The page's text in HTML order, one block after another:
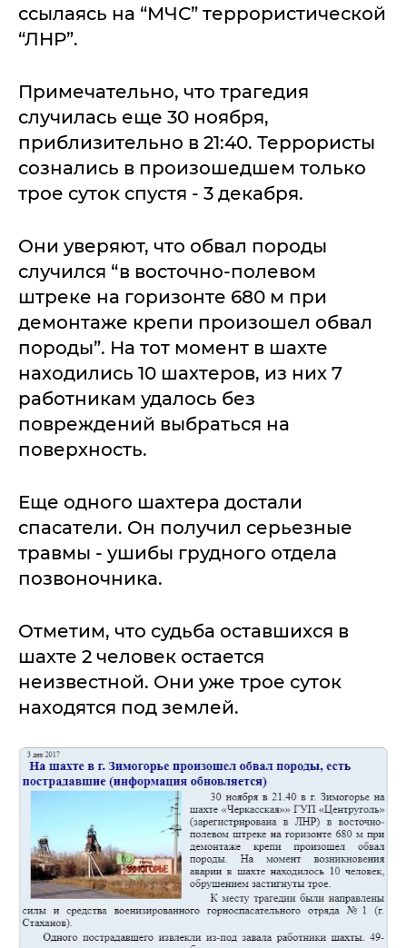
ссылаясь на “МЧС” террористической
“ЛНР”.
Примечательно, что трагедия
случилась еще 30 ноября,
приблизительно в 21:40. Террористы
сознались в произошедшем только
трое суток спустя - 3 декабря.
Они уверяют, что обвал породы
случился “в восточно-полевом
штреке на горизонте 680 м при
демонтаже крепи произошел обвал
породы”. На тот момент в шахте
находились 10 шахтеров, из них 7
работникам удалось без
повреждений выбраться на
поверхность.
Еще одного шахтера достали
спасатели. Он получил серьезные
травмы - ушибы грудного отдела
позвоночника.
Отметим, что судьба оставшихся в
шахте 2 человек остается
неизвестной. Они уже трое суток
находятся под землей.